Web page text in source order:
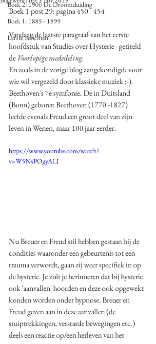
Boek 2: 1900 De Droomduiding
Boek 1: 1885 - 1899
Eerste berichten
Boek 1 post 29: pagina 450 - 454
Vandaag de laatste paragraaf van het eerste
hoofdstuk van Studies over Hysterie - getiteld
de Voorlopige mededeling.
En zoals in de vorige blog aangekondigd; voor
wie wil vergezeld door klassieke muziek ;-).
Beethoven's 7e symfonie. De in Duitsland
(Bonn) geboren Beethoven (1770 -1827)
leefde evenals Freud een groot deel van zijn
leven in Wenen, maar 100 jaar eerder.
https://www.youtube.com/watch?
v=W5NsPOgyALI
Nu Breuer en Freud stil hebben gestaan bij de
condities waaronder een gebeurtenis tot een
trauma verwordt, gaan zij weer specifiek in op
de hysterie. Je zult je herinneren dat bij hysterie
ook 'aanvallen' hoorden en deze ook opgewekt
konden worden onder hypnose. Breuer en
Freud geven aan in deze aanvallen (de
stuiptrekkingen, verstarde bewegingen etc.)
deels een reactie op/een herleven van het